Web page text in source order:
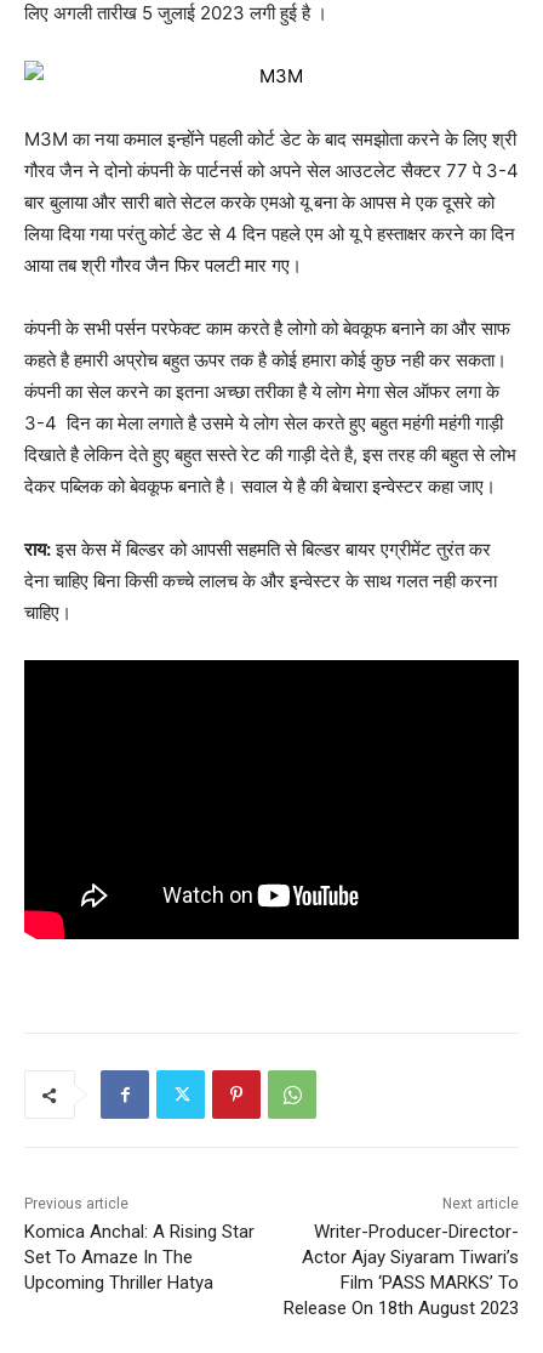
लिए अगली तारीख 5 जुलाई 2023 लगी हुई है ।
M3M का नया कमाल इन्होंने पहली कोर्ट डेट के बाद समझोता करने के लिए श्री
गौरव जैन ने दोनो कंपनी के पार्टनर्स को अपने सेल आउटलेट सैक्टर 77 पे 3-4
बार बुलाया और सारी बाते सेटल करके एमओ यू बना के आपस मे एक दूसरे को
लिया दिया गया परंतु कोर्ट डेट से 4 दिन पहले एम ओ यू पे हस्ताक्षर करने का दिन
आया तब श्री गौरव जैन फिर पलटी मार गए।
कंपनी के सभी पर्सन परफेक्ट काम करते है लोगो को बेवकूफ बनाने का और साफ
कहते है हमारी अप्रोच बहुत ऊपर तक है कोई हमारा कोई कुछ नही कर सकता।
कंपनी का सेल करने का इतना अच्छा तरीका है ये लोग मेगा सेल ऑफर लगा के
3-4 दिन का मेला लगाते है उसमे ये लोग सेल करते हुए बहुत महंगी महंगी गाड़ी
दिखाते है लेकिन देते हुए बहुत सस्ते रेट की गाड़ी देते है, इस तरह की बहुत से लोभ
देकर पब्लिक को बेवकूफ बनाते है। सवाल ये है की बेचारा इन्वेस्टर कहा जाए।
राय:इस केस में बिल्डर को आपसी सहमति से बिल्डर बायर एग्रीमेंट तुरंत कर
देना चाहिए बिना किसी कच्चे लालच के और इन्वेस्टर के साथ गलत नही करना
चाहिए।
Previous article
Komica Anchal: A Rising Star
Set To Amaze In The
Upcoming Thriller Hatya
Next article
Writer-Producer-Director-
Actor Ajay Siyaram Tiwari’s
Film ‘PASS MARKS’ To
Release On 18th August 2023